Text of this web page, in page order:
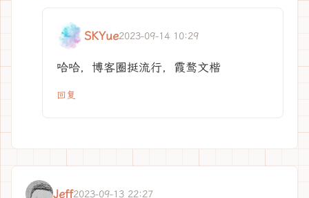
SKYue2023-09-14 10:29
哈哈，博客圈挺流行，霞鹜文楷
回复
Jeff2023-09-13 22:27